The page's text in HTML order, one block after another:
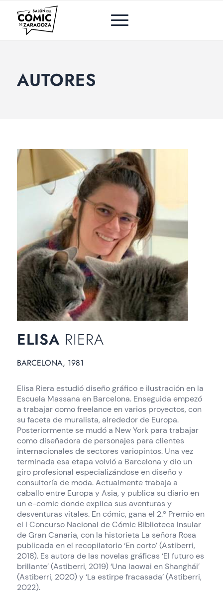
AUTORES
ELISARIERA
BARCELONA, 1981
Elisa Riera estudió diseño gráfico e ilustración en la
Escuela Massana en Barcelona. Enseguida empezó
a trabajar como freelance en varios proyectos, con
su faceta de muralista, alrededor de Europa.
Posteriormente se mudó a New York para trabajar
como diseñadora de personajes para clientes
internacionales de sectores variopintos. Una vez
terminada esa etapa volvió a Barcelona y dio un
giro profesional especializándose en diseño y
consultoría de moda. Actualmente trabaja a
caballo entre Europa y Asia, y publica su diario en
un e-comic donde explica sus aventuras y
desventuras vitales. En cómic, gana el 2.º Premio en
el I Concurso Nacional de Cómic Biblioteca Insular
de Gran Canaria, con la historieta La señora Rosa
publicada en el recopilatorio ‘En corto’ (Astiberri,
2018). Es autora de las novelas gráficas ‘El futuro es
brillante’ (Astiberri, 2019) ‘Una laowai en Shanghái’
(Astiberri, 2020) y ‘La estirpe fracasada’ (Astiberri,
2022).